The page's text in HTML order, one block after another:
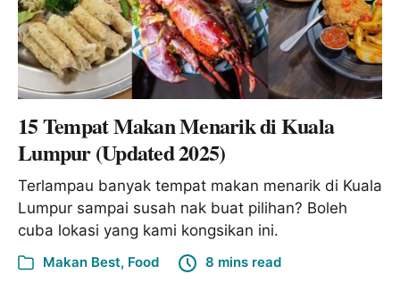
15 Tempat Makan Menarik di Kuala
Lumpur (Updated 2025)
Terlampau banyak tempat makan menarik di Kuala
Lumpur sampai susah nak buat pilihan? Boleh
cuba lokasi yang kami kongsikan ini.
Makan Best, Food 8 mins read